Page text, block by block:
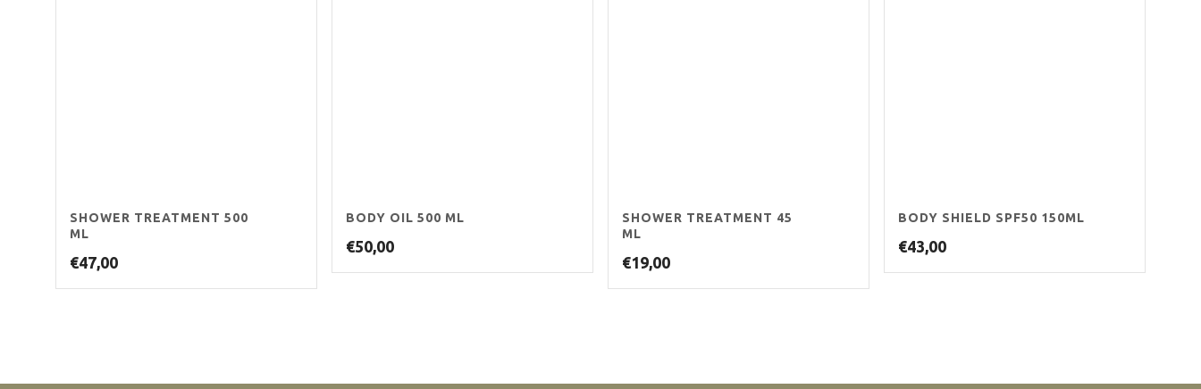
SHOWER TREATMENT 500
ML
€47,00
BODY OIL 500 ML
€50,00
SHOWER TREATMENT 45
ML
€19,00
BODY SHIELD SPF50 150ML
€43,00